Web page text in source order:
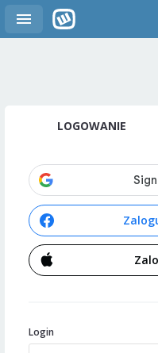
LOGOWANIE
Login